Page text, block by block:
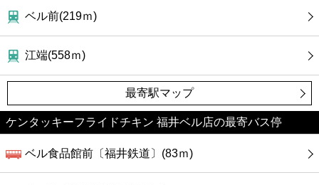
ベル前(219ｍ)
江端(558ｍ)
最寄駅マップ
ケンタッキーフライドチキン 福井ベル店の最寄バス停
ベル食品館前〔福井鉄道〕(83ｍ)